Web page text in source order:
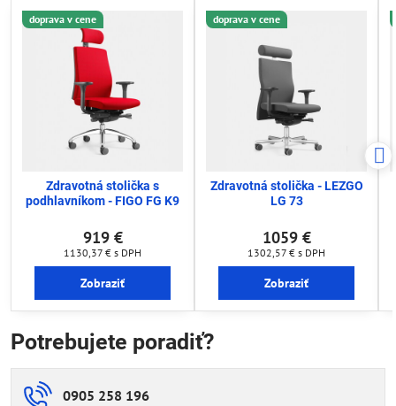
doprava v cene
Zdravotná stolička s
podhlavníkom - FIGO FG K9
919 €
1130,37 € s DPH
Zobraziť
doprava v cene
Zdravotná stolička - LEZGO
LG 73
1059 €
1302,57 € s DPH
Zobraziť
Potrebujete poradiť?
0905 258 196